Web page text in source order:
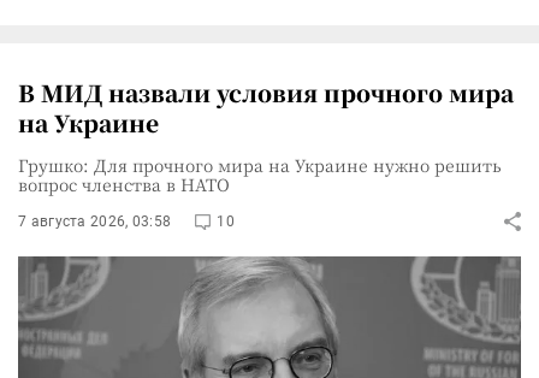
В МИД назвали условия прочного мира
на Украине
Грушко: Для прочного мира на Украине нужно решить
вопрос членства в НАТО
7 августа 2026, 03:58 10